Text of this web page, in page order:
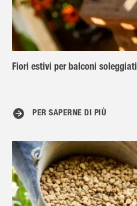
Fiori estivi per balconi
PER SAPERNE DI PIÙ